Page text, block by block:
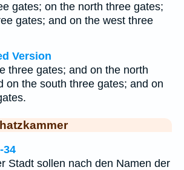
gates; on the north three gates;
gates; and on the west three
Version
three gates; and on the north
on the south three gates; and on
34
Stadt sollen nach den Namen der